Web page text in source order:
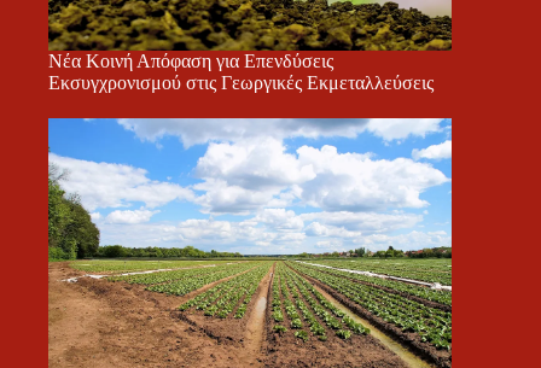
Νέα Κοινή Απόφαση για Επενδύσεις
Εκσυγχρονισμού στις Γεωργικές Εκμεταλλεύσεις